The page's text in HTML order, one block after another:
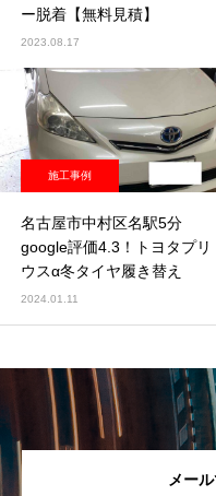
ー脱着【無料見積】
2023.08.17
施工事例
名古屋市中村区名駅5分
google評価4.3！トヨタプリ
ウスα冬タイヤ履き替え
2024.01.11
メー